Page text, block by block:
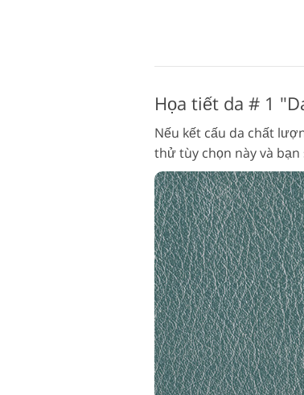
Họa tiết da # 1
Nếu kết cấu da chất
thử tùy chọn này và